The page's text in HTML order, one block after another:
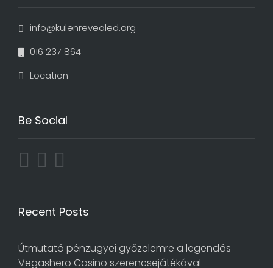
info@kulenrevealed.org
016 237 864
Location
Be Social
Recent Posts
Útmutató pénzügyei győzelemre a legendás
Vegashero Casino szerencsejátékával